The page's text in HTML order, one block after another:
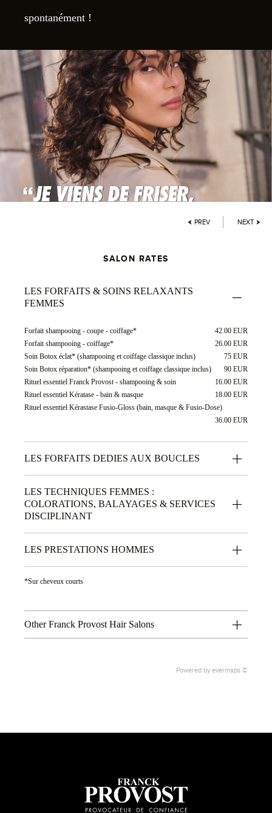
spontanément !
PREV NEXT
SALON RATES
LES FORFAITS & SOINS RELAXANTS
FEMMES
Forfait shampooing - coupe - coiffage*
42.00 EUR
Forfait shampooing - coiffage*
26.00 EUR
Soin Botox éclat* (shampooing et coiffage classique inclus)
75 EUR
Soin Botox réparation* (shampooing et coiffage classique inclus)
90 EUR
Rituel essentiel Franck Provost - shampooing & soin
16.00 EUR
Rituel essentiel Kératase - bain & masque
18.00 EUR
Rituel essentiel Kérastase Fusio-Gloss (bain, masque & Fusio-Dose)
36.00 EUR
LES FORFAITS DEDIES AUX BOUCLES
LES TECHNIQUES FEMMES :
COLORATIONS, BALAYAGES & SERVICES
DISCIPLINANT
LES PRESTATIONS HOMMES
*Sur cheveux courts
Other Franck Provost Hair Salons
Powered by evermaps ©